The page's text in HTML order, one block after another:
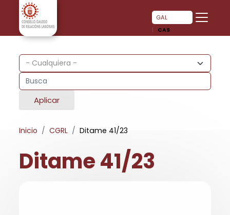
Pasar al contenido principal
GAL
CAS
Aplicar
Inicio CGRL Ditame 41/23
Ditame 41/23